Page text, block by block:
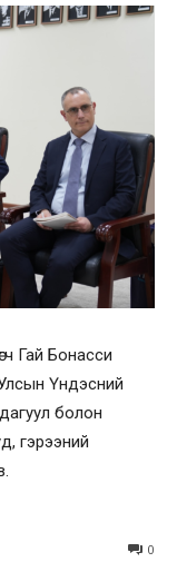
Гай Бонасси
Улсын Үндэсний
болон
гэрээний
0